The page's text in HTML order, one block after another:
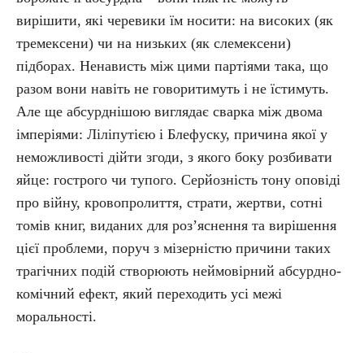
вирішити, які черевики їм носити: на високих (як
тремексени) чи на низьких (як слемексени)
підборах. Ненависть між цими партіями така, що
разом вони навіть не говоритимуть і не їстимуть.
Але ще абсурднішою виглядає сварка між двома
імперіями: Ліліпутією і Блефуску, причина якої у
неможливості дійти згоди, з якого боку розбивати
яйце: гострого чи тупого. Серйозність тону оповіді
про війну, кровопролиття, страти, жертви, сотні
томів книг, виданих для роз’яснення та вирішення
цієї проблеми, поруч з мізерністю причини таких
трагічних подій створюють неймовірний абсурдно-
комічний ефект, який переходить усі межі
моральності.